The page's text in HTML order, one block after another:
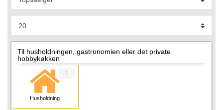
Til husholdningen, gastronomien eller det private
hobbykøkken
Husholdning
1